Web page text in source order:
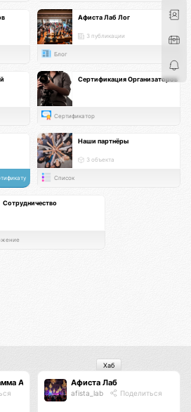
Афиста Лаб Лог
3 публикации
Блог
Сертификация Организаторов
Сертификатор
Наши партнёры
3 объекта
Список
Сотрудничество
Афиста Лаб Афиста Лаб
afista_lab Поделиться
Хаб